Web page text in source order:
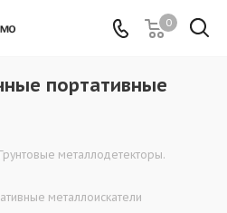
0
портативные
металлодетекторы.
металлоискатели